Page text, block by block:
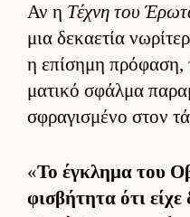
Αν η Τέχνη του
μια δεκαετία
η επίσημη πρόφαση,
ματικό σφάλμα
σφραγισμένο στον
«Το έγκλημα του
φισβήτητα ότι